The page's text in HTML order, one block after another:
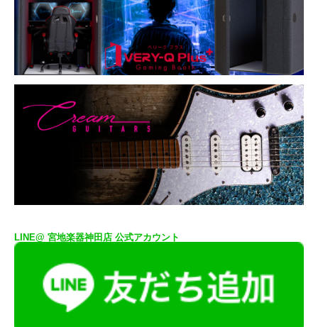
LINE@ 宮地楽器神田店 公式アカウント